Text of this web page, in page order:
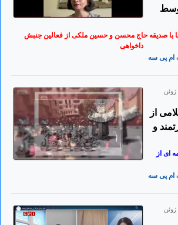
با صدیقه حاج محسن و حسین ملکی از فعالین جنبش
داخواهی
ام پی سه
شنبه ۲ تير ۱۴۰۳ برابر با ۲۲ ژوئن
از
و
ای از
ام پی سه
شنبه ۲ تير ۱۴۰۳ برابر با ۲۲ ژوئن